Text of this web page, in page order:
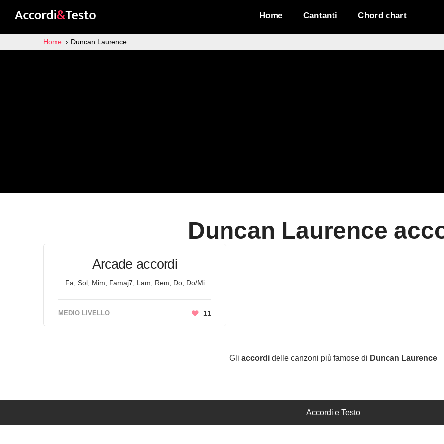
Home Cantanti Chord chart
Home Duncan Laurence
Duncan Laurence
Arcade accordi
Fa, Sol, Mim, Famaj7, Lam, Rem, Do, Do/Mi
MEDIO LIVELLO 11
Gli accordidelle canzoni più famose di Duncan Laurence
Accordi e Testo